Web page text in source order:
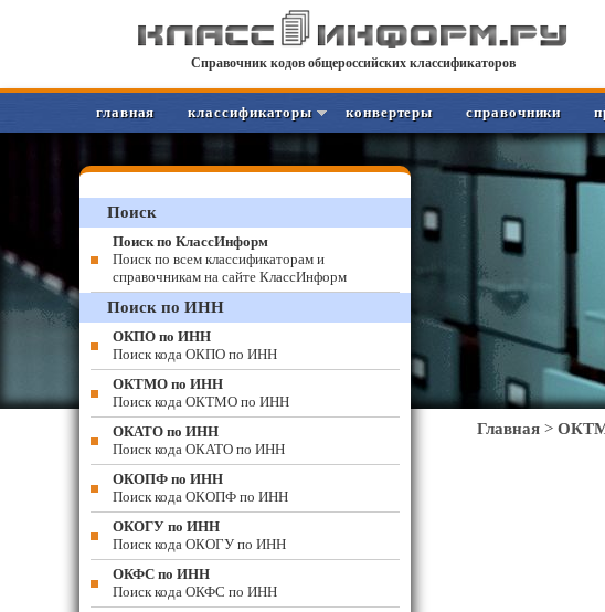
Справочник кодов общероссийских классификаторов
главная классификаторы конвертеры справочники
Главная >
Поиск
Поиск по КлассИнформ
Поиск по всем классификаторам и
справочникам на сайте КлассИнформ
Поиск по ИНН
ОКПО по ИНН
Поиск кода ОКПО по ИНН
ОКТМО по ИНН
Поиск кода ОКТМО по ИНН
ОКАТО по ИНН
Поиск кода ОКАТО по ИНН
ОКОПФ по ИНН
Поиск кода ОКОПФ по ИНН
ОКОГУ по ИНН
Поиск кода ОКОГУ по ИНН
ОКФС по ИНН
Поиск кода ОКФС по ИНН